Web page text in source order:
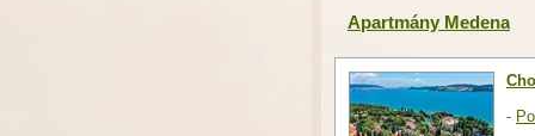
Apartmány Medena
-